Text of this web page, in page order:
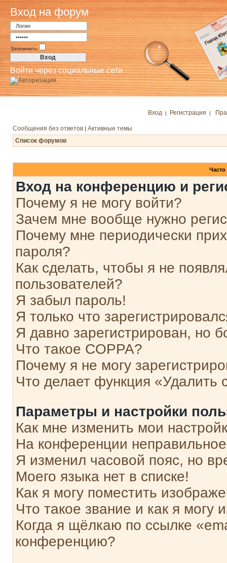
Вход на форум
Запомнить
Войти через социальные сети
Вход | Регистрация |
Сообщения без ответов | Активные темы
Список форумов
Вход на конференцию и
Почему я не могу войти?
Зачем мне вообще нужно
Почему мне периодически
пароля?
Как сделать, чтобы я не
пользователей?
Я забыл пароль!
Я только что
Я давно зарегистрирован, но
Что такое COPPA?
Почему я не могу
Что делает функция «Удалить
Параметры и настройки
Как мне изменить мои
На конференции
Я изменил часовой пояс, но
Моего языка нет в списке!
Как я могу поместить
Что такое звание и как я могу
Когда я щёлкаю по ссылке
конференцию?